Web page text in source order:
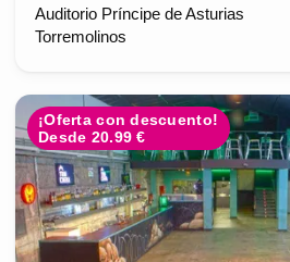
Auditorio Príncipe de Asturias
Torremolinos
¡Oferta con descuento!
Desde 20.99 €